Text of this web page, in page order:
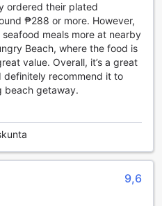
urheilumahdollisuuksia,
Vieraillessasi tässä
ulkouima-altaasta,
auringonpaisteessa tai
Uima-altaan ympärillä
voit nauttia eksoottisista
Island Resortin helmi, joka
vesiurheiluun. Rannalla
Filippiinien upeisiin
vievät sinut
merielämän
varmistavat, että saat
ordered their plated
₱288 or more. However,
meals more at nearby
Beach, where the food is
value. Overall, it’s a great
definitely recommend it to
beach getaway.
9,6